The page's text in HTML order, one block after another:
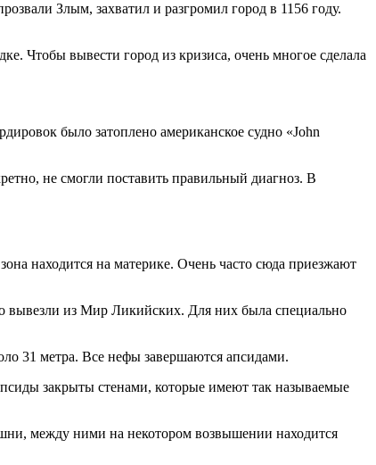
Злым, захватил и разгромил город в 1156 году.
Чтобы вывести город из кризиса, очень многое сделала
было затоплено американское судно «John
не смогли поставить правильный диагноз. В
находится на материке. Очень часто сюда приезжают
вывезли из Мир Ликийских. Для них была специально
31 метра. Все нефы завершаются апсидами.
закрыты стенами, которые имеют так называемые
между ними на некотором возвышении находится